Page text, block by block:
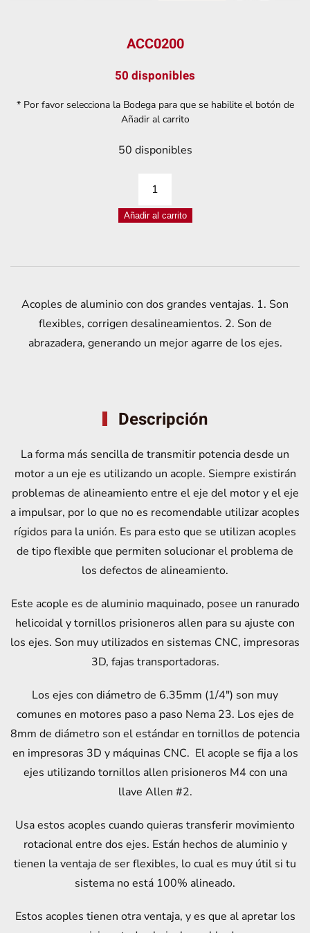
ACC0200
50 disponibles
* Por favor selecciona la Bodega para que se habilite el botón de
Añadir al carrito
50 disponibles
ACOPLE
6,35*8MM
PASOS
cantidad
Añadir al carrito
Acoples de aluminio con dos grandes ventajas. 1. Son
flexibles, corrigen desalineamientos. 2. Son de
abrazadera, generando un mejor agarre de los ejes.
Descripción
La forma más sencilla de transmitir potencia desde un
motor a un eje es utilizando un acople. Siempre existirán
problemas de alineamiento entre el eje del motor y el eje
a impulsar, por lo que no es recomendable utilizar acoples
rígidos para la unión. Es para esto que se utilizan acoples
de tipo flexible que permiten solucionar el problema de
los defectos de alineamiento.
Este acople es de aluminio maquinado, posee un ranurado
helicoidal y tornillos prisioneros allen para su ajuste con
los ejes. Son muy utilizados en sistemas CNC, impresoras
3D, fajas transportadoras.
Los ejes con diámetro de 6.35mm (1/4″) son muy
comunes en motores paso a paso Nema 23. Los ejes de
8mm de diámetro son el estándar en tornillos de potencia
en impresoras 3D y máquinas CNC. El acople se fija a los
ejes utilizando tornillos allen prisioneros M4 con una
llave Allen #2.
Usa estos acoples cuando quieras transferir movimiento
rotacional entre dos ejes. Están hechos de aluminio y
tienen la ventaja de ser flexibles, lo cual es muy útil si tu
sistema no está 100% alineado.
Estos acoples tienen otra ventaja, y es que al apretar los